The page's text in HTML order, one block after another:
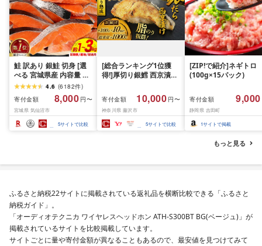
鮭 訳あり 銀鮭 切身 [選
べる 宮城県産 内容量 発
送回数 発送月] [宮城東洋
宮城県 気仙沼市
20566318] 宮城県産 海
鮮 訳アリ 規格外 不揃い
さけ サケ 鮭切身 シャケ
切り身 冷凍 家庭用 おか
4.6 (6182件)
寄付金額
8,000 円〜
宮城県 気仙沼市
5サイトで比較
[総合ランキング1位獲
得!]厚切り銀鱈 西京漬け
約 1,000g (約 100g × 10
切) 西京味噌 西京みそ 味
噌漬け みそ 味噌 鮮魚 魚
介 銀だら 銀ダラ ギンダ
ラ ぎんだら 鱈 タラ 魚
礼品 おかず おつまみ お
南 藤沢
寄付金額 10,000 円〜
神奈川県 藤沢市
5サイトで比較
[ZIP!で紹介]ネギトロ
(100g×15パック)
寄付金額 9,000
静岡県 吉田町
1サイトで掲載
もっと見る
ふるさと納税22サイトに掲載されている返礼品を横断比較できる「ふるさと
納税ガイド」。
「オーディオテクニカ ワイヤレスヘッドホン ATH-S300BT BG(ベージュ)」が
掲載されているサイトを比較掲載しています。
サイトごとに量や寄付金額が異なることもあるので、最安値を見つけてみて